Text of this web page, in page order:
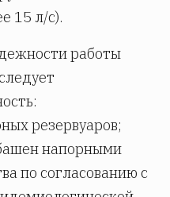
15 л/с).
работы
резервуаров;
напорными
по согласованию с